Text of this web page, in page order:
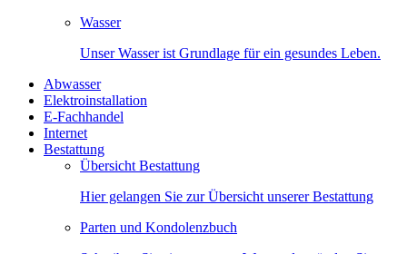
Wasser
Unser Wasser ist Grundlage für ein gesundes Leben.
Abwasser
Elektroinstallation
E-Fachhandel
Internet
Bestattung
Übersicht Bestattung
Hier gelangen Sie zur Übersicht unserer Bestattung
Parten und Kondolenzbuch